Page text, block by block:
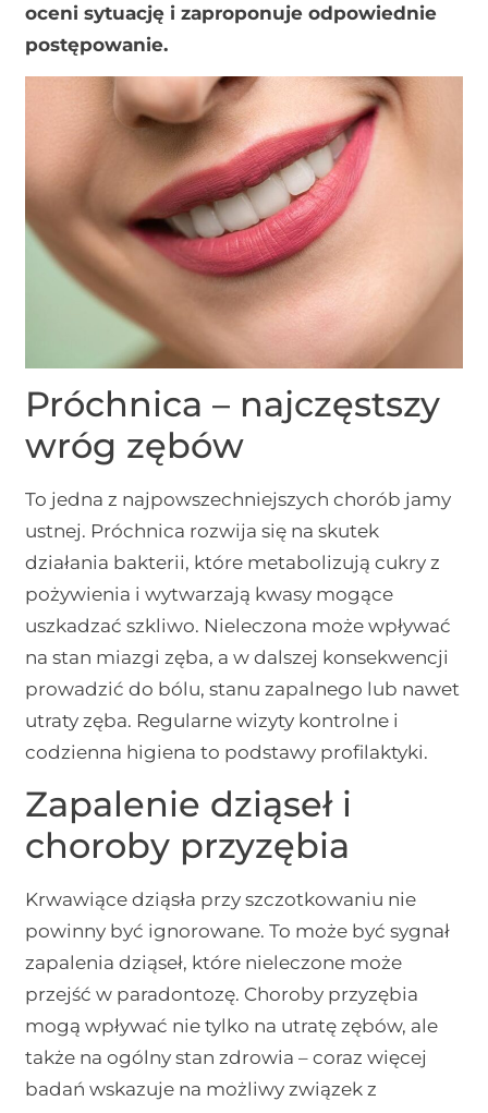
oceni sytuację i zaproponuje odpowiednie
postępowanie.
Próchnica – najczęstszy
wróg zębów
To jedna z najpowszechniejszych chorób jamy
ustnej. Próchnica rozwija się na skutek
działania bakterii, które metabolizują cukry z
pożywienia i wytwarzają kwasy mogące
uszkadzać szkliwo. Nieleczona może wpływać
na stan miazgi zęba, a w dalszej konsekwencji
prowadzić do bólu, stanu zapalnego lub nawet
utraty zęba. Regularne wizyty kontrolne i
codzienna higiena to podstawy profilaktyki.
Zapalenie dziąseł i
choroby przyzębia
Krwawiące dziąsła przy szczotkowaniu nie
powinny być ignorowane. To może być sygnał
zapalenia dziąseł, które nieleczone może
przejść w paradontozę. Choroby przyzębia
mogą wpływać nie tylko na utratę zębów, ale
także na ogólny stan zdrowia – coraz więcej
badań wskazuje na możliwy związek z